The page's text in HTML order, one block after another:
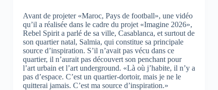
Avant de projeter «Maroc, Pays de football», une vidéo
qu’il a réalisée dans le cadre du projet «Imagine 2026»,
Rebel Spirit a parlé de sa ville, Casablanca, et surtout de
son quartier natal, Salmia, qui constitue sa principale
source d’inspiration. S’il n’avait pas vécu dans ce
quartier, il n’aurait pas découvert son penchant pour
l’art urbain et l’art underground. «Là où j’habite, il n’y a
pas d’espace. C’est un quartier-dortoir, mais je ne le
quitterai jamais. C’est ma source d’inspiration.»